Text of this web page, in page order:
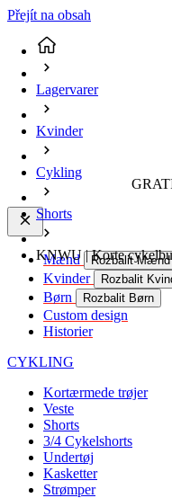
Přejít na obsah
Mænd Rozbalit Mænd
Kvinder Rozbalit
Børn Rozbalit Børn
Custom design
Historier
CYKLING
Kortærmede trøjer
Veste
Shorts
3/4 Cykelshorts
Undertøj
Kasketter
Strømper
Lagervarer
Kvinder
Cykling
Shorts
KNWU | Korte